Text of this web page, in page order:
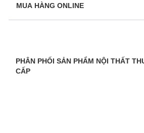
MUA HÀNG ONLINE
PHÂN PHỐI SẢN PHẨM NỘI THẤT
CẤP